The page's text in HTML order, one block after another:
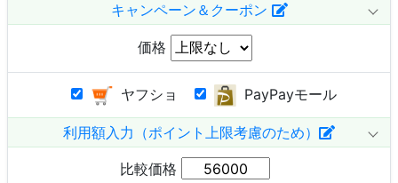
キャンペーン＆クーポン
価格
ヤフショ PayPayモール
利用額入力（ポイント上限考慮のため）
比較価格